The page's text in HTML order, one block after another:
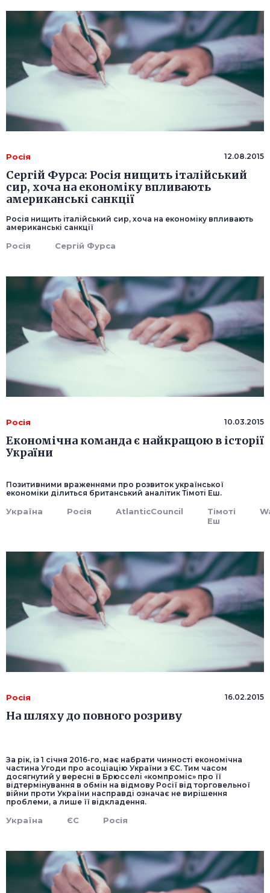
Росія 12.08.2015
Сергій Фурса: Росія нищить італійський
сир, хоча на економіку впливають
американські санкції
Росія нищить італійський сир, хоча на економіку впливають
американські санкції
Росія Сергій Фурса
Росія 10.03.2015
Економічна команда є найкращою в історії
України
Позитивними враженнями про розвиток української
економіки ділиться британський аналітик Тімоті Еш.
Україна Росія AtlanticCouncil
Тімоті
Еш
Росія 16.02.2015
На шляху до повного розриву
За рік, із 1 січня 2016-го, має набрати чинності економічна
частина Угоди про асоціацію України з ЄС. Тим часом
досягнутий у вересні в Брюсселі «компроміс» про її
відтермінування в обмін на відмову Росії від торговельної
війни проти України насправді означає не вирішення
проблеми, а лише її відкладення.
Україна ЄС Росія